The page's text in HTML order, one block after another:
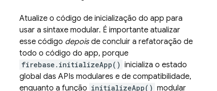
Atualize o código de inicialização do app para
usar a sintaxe modular. É importante atualizar
esse código depoisde concluir a refatoração de
todo o código do app, porque
firebase.initializeApp() inicializa o estado
global das APIs modulares e de compatibilidade,
enquanto a função initializeApp() modular